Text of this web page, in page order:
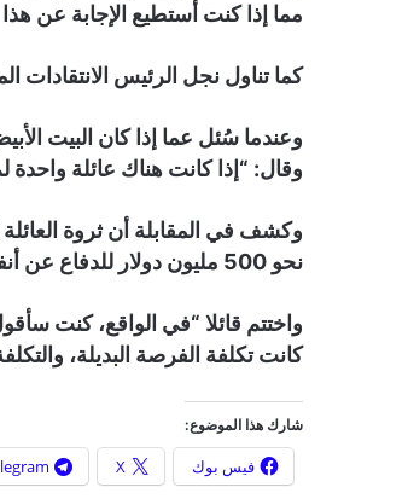
مما إذا كنت أستطيع الإجابة عن
كما تناول نجل الرئيس الانتقادات
وعندما سُئل عما إذا كان البيت
وقال: “إذا كانت هناك عائلة
وكشف في المقابلة أن ثروة
نحو 500 مليون دولار للدفاع عن أنفسهم ضد الاتهامات الزائفة بالتدخل الروسي المزعوم في انتخابات 2016.
واختتم قائلا “في الواقع، كنت
كانت تكلفة الفرصة البديلة،
شارك هذا الموضوع:
فيس بوك X